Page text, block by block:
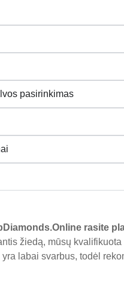
pasirinkimas
rasite
žiedą, mūsų
yra labai svarbus, todėl